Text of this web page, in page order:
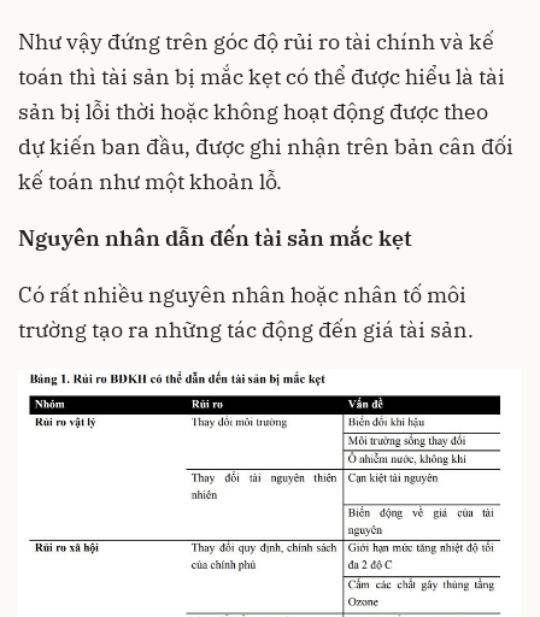
Như vậy đứng trên góc độ rủi ro tài chính và kế
toán thì tài sản bị mắc kẹt có thể được hiểu là tài
sản bị lỗi thời hoặc không hoạt động được theo
dự kiến ban đầu, được ghi nhận trên bản cân đối
kế toán như một khoản lỗ.
Nguyên nhân dẫn đến tài sản mắc kẹt
Có rất nhiều nguyên nhân hoặc nhân tố môi
trường tạo ra những tác động đến giá tài sản.